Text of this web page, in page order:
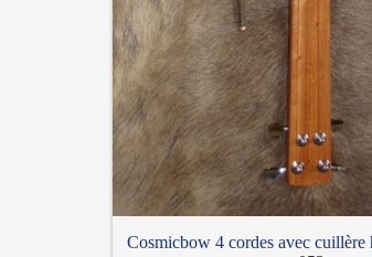
Cosmicbow 4 cordes avec cuillère